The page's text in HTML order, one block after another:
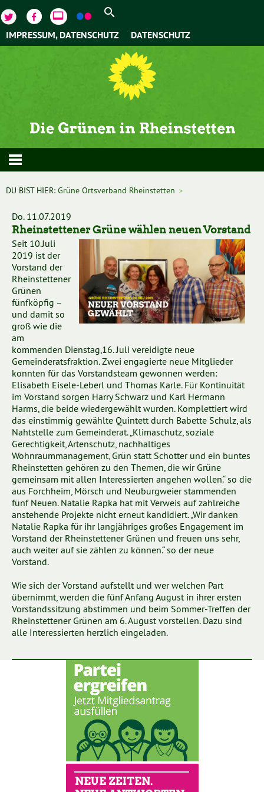
video_label
IMPRESSUM, DATENSCHUTZ DATENSCHUTZ
DU BIST HIER: Grüne Ortsverband Rheinstetten >
Do. 11.07.2019
Rheinstettener Grüne wählen neuen Vorstand
Seit 10.Juli
2019 ist der
Vorstand der
Rheinstettener
Grünen
fünfköpfig –
und damit so
groß wie die
am
kommenden Dienstag,16. Juli vereidigte neue
Gemeinderatsfraktion. Zwei engagierte neue Mitglieder
konnten für das Vorstandsteam gewonnen werden:
Elisabeth Eisele-Leberl und Thomas Karle. Für Kontinuität
im Vorstand sorgen Harry Schwarz und Karl Hermann
Harms, die beide wiedergewählt wurden. Komplettiert wird
das einstimmig gewählte Quintett durch Babette Schulz, als
Nahtstelle zum Gemeinderat. „Klimaschutz, soziale
Gerechtigkeit, Artenschutz, nachhaltiges
Wohnraummanagement, Grün statt Schotter und ein buntes
Rheinstetten gehören zu den Themen, die wir Grüne
gemeinsam mit allen Interessierten angehen wollen.“ so die
aus Forchheim, Mörsch und Neuburgweier stammenden
fünf Neuen. Natalie Rapka hat mit Verweis auf zahlreiche
anstehende Projekte nicht erneut kandidiert. „Wir danken
Natalie Rapka für ihr langjähriges großes Engagement im
Vorstand der Rheinstettener Grünen und freuen uns sehr,
auch weiter auf sie zählen zu können.“ so der neue
Vorstand.
Wie sich der Vorstand aufstellt und wer welchen Part
übernimmt, werden die fünf Anfang August in ihrer ersten
Vorstandssitzung abstimmen und beim Sommer-Treffen der
Rheinstettener Grünen am 6. August vorstellen. Dazu sind
alle Interessierten herzlich eingeladen.